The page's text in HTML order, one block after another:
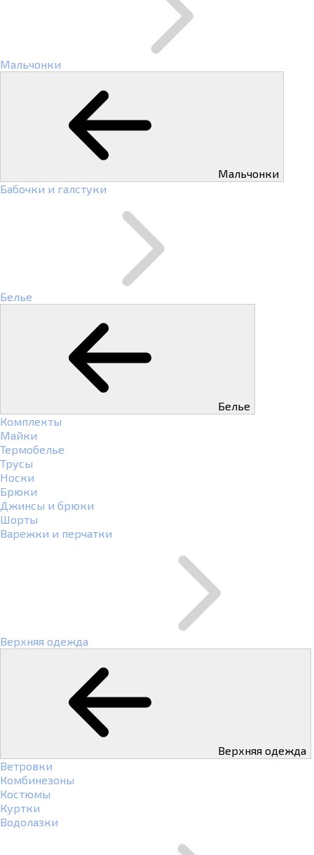
Мальчонки
Мальчонки
Бабочки и галстуки
Белье
Белье
Комплекты
Майки
Термобелье
Трусы
Носки
Брюки
Джинсы и брюки
Шорты
Варежки и перчатки
Верхняя одежда
Верхняя одежда
Ветровки
Комбинезоны
Костюмы
Куртки
Водолазки